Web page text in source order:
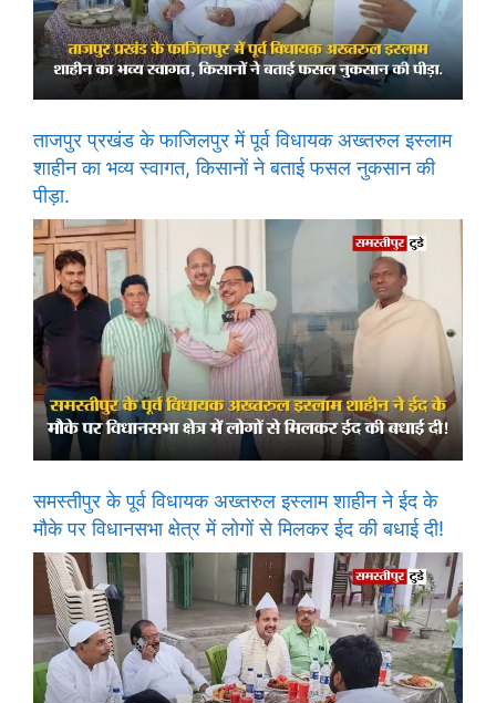
ताजपुर प्रखंड के फाजिलपुर में पूर्व विधायक अख्तरुल इस्लाम
शाहीन का भव्य स्वागत, किसानों ने बताई फसल नुकसान की
पीड़ा.
समस्तीपुर के पूर्व विधायक अख्तरुल इस्लाम शाहीन ने ईद के
मौके पर विधानसभा क्षेत्र में लोगों से मिलकर ईद की बधाई दी!